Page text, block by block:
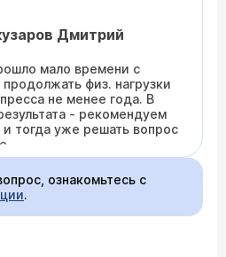
бы знать, можно ли
такая операция и
Мой рост 164-165,
Дмитрий
мало времени с
физ. нагрузки
не менее года. В
- рекомендуем
и тогда уже решать вопрос
лет, Владикавказ
камень в желчном
ознакомьтесь с
.